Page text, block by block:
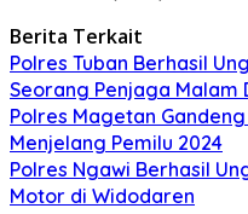
Berita Terkait
Polres Tuban Berhasil
Seorang Penjaga Malam
Polres Magetan
Menjelang Pemilu 2024
Polres Ngawi Berhasil
Motor di Widodaren